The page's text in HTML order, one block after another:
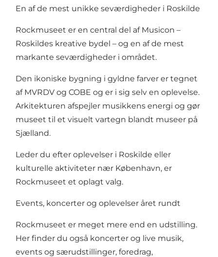
En af de mest unikke seværdigheder i Roskilde
Rockmuseet er en central del af Musicon –
Roskildes kreative bydel – og en af de mest
markante seværdigheder i området.
Den ikoniske bygning i gyldne farver er tegnet
af MVRDV og COBE og er i sig selv en oplevelse.
Arkitekturen afspejler musikkens energi og gør
museet til et visuelt vartegn blandt museer på
Sjælland.
Leder du efter oplevelser i Roskilde eller
kulturelle aktiviteter nær København, er
Rockmuseet et oplagt valg.
Events, koncerter og oplevelser året rundt
Rockmuseet er meget mere end en udstilling.
Her finder du også koncerter og live musik,
events og særudstillinger, foredrag,